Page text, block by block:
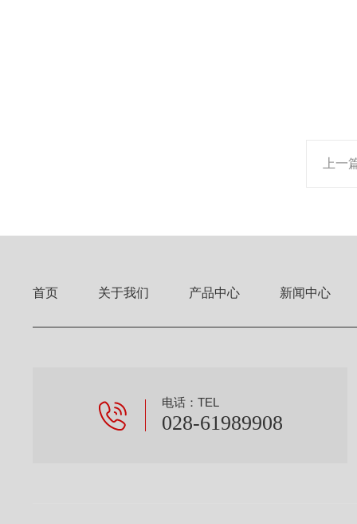
上一
首页 关于我们 产品中心 新闻中心
电话：TEL
028-61989908